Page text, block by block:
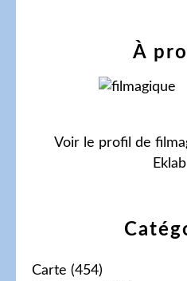
Carte (454)
À
Voir le profil de